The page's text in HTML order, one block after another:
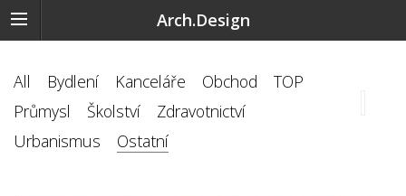
Arch.Design
All Bydlení Kanceláře Obchod
TOP
Průmysl
Školství
Zdravotnictví
Urbanismus
Ostatní